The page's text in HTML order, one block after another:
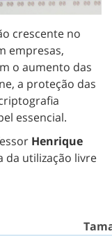
crescente no
empresas,
o aumento das
a proteção das
essencial.
Henrique
da utilização livre